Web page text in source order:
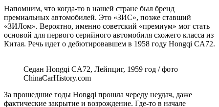
Напомним, что когда-то в нашей стране был бренд
премиальных автомобилей. Это «ЗИС», позже ставший
«ЗИЛом». Вероятно, именно советский «премиум» мог стать
основой для первого серийного автомобиля схожего класса из
Китая. Речь идет о дебютировавшем в 1958 году Hongqi CA72.
Седан Hongqi CA72, Лейпциг, 1959 год / фото
ChinaCarHistory.com
За прошедшие годы Hongqi прошла череду неудач, даже
фактические закрытие и возрождение. Где-то в начале